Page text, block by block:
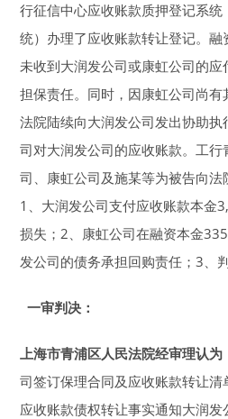
行征信中心应收账款质押登记系
统）办理了应收账款转让登记。
未收到大润发公司或康虹公司的
担保责任。同时，因康虹公司尚
法院陆续向大润发公司发出协助
司对大润发公司的应收账款。工
司、康虹公司及施某等为被告向法
1、大润发公司支付应收账款本金
损失；2、康虹公司在融资本金
发公司的债务承担回购责任；3、
一审判决：
上海市青浦区人民法院经审理认为
司签订保理合同及应收账款转让
应收账款债权转让事实通知大润